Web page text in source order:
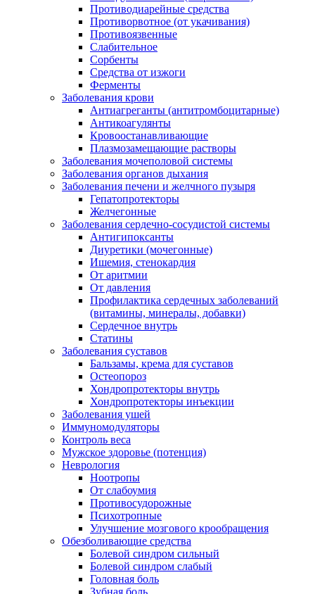
Противодиарейные средства
Противорвотное (от укачивания)
Противоязвенные
Слабительное
Сорбенты
Средства от изжоги
Ферменты
Заболевания крови
Антиагреганты (антитромбоцитарные)
Антикоагулянты
Кровоостанавливающие
Плазмозамещающие растворы
Заболевания мочеполовой системы
Заболевания органов дыхания
Заболевания печени и желчного пузыря
Гепатопротекторы
Желчегонные
Заболевания сердечно-сосудистой системы
Антигипоксанты
Диуретики (мочегонные)
Ишемия, стенокардия
От аритмии
От давления
Профилактика сердечных заболеваний
(витамины, минералы, добавки)
Сердечное внутрь
Статины
Заболевания суставов
Бальзамы, крема для суставов
Остеопороз
Хондропротекторы внутрь
Хондропротекторы инъекции
Заболевания ушей
Иммуномодуляторы
Контроль веса
Мужское здоровье (потенция)
Неврология
Ноотропы
От слабоумия
Противосудорожные
Психотропные
Улучшение мозгового крообращения
Обезболивающие средства
Болевой синдром сильный
Болевой синдром слабый
Головная боль
Зубная боль